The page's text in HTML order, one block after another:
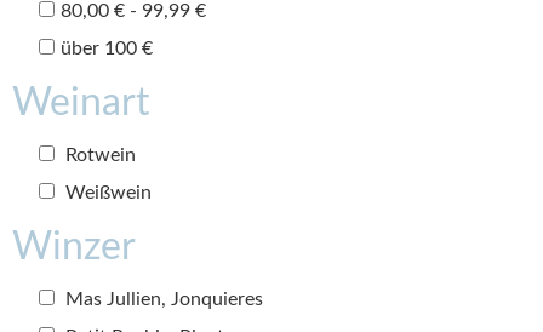
80,00 € - 99,99 €
über 100 €
Weinart
Rotwein
Weißwein
Winzer
Mas Jullien, Jonquieres